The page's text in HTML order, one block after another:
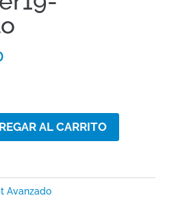
AL CARRITO
Avanzado